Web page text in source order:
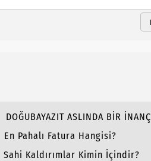
DOĞUBAYAZIT ASLINDA BİR
En Pahalı Fatura Hangisi?
Sahi Kaldırımlar Kimin İçindir?